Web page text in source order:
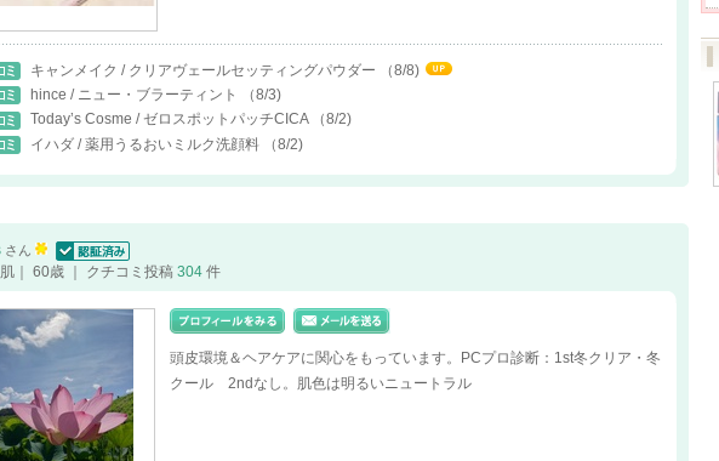
キャンメイク / クリアヴェールセッティングパウダー
（8/8)
hince / ニュー・ブラーティント
（8/3)
Today’s Cosme / ゼロスポットパッチCICA
（8/2)
イハダ / 薬用うるおいミルク洗顔料
（8/2)
さん
認証済
｜ 60歳 ｜ クチコミ投稿 304 件
頭皮環境＆ヘアケアに関心をもっています。PCプロ診断：1st冬クリア・冬
クール 2ndなし。肌色は明るいニュートラル